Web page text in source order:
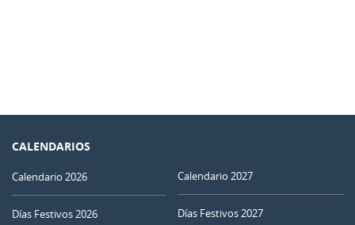
CALENDARIOS
Calendario 2026
Días Festivos 2026
Calendario 2027
Días Festivos 2027